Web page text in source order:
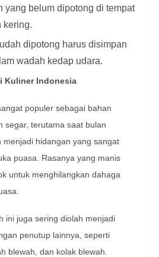
yang belum dipotong di tempat
kering.
dipotong harus disimpan
wadah kedap udara.
Kuliner Indonesia
populer sebagai bahan
segar, terutama saat bulan
menjadi hidangan yang sangat
puasa. Rasanya yang manis
untuk menghilangkan dahaga
ini juga sering diolah menjadi
penutup lainnya, seperti
blewah, dan kolak blewah.